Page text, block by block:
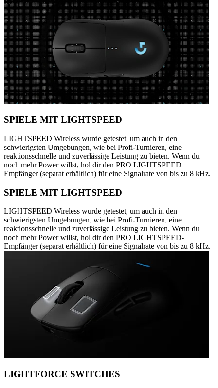
SPIELE MIT LIGHTSPEED
LIGHTSPEED Wireless wurde getestet, um auch in den
schwierigsten Umgebungen, wie bei Profi-Turnieren, eine
reaktionsschnelle und zuverlässige Leistung zu bieten. Wenn du
noch mehr Power willst, hol dir den PRO LIGHTSPEED-
Empfänger (separat erhältlich) für eine Signalrate von bis zu 8 kHz.
SPIELE MIT LIGHTSPEED
LIGHTSPEED Wireless wurde getestet, um auch in den
schwierigsten Umgebungen, wie bei Profi-Turnieren, eine
reaktionsschnelle und zuverlässige Leistung zu bieten. Wenn du
noch mehr Power willst, hol dir den PRO LIGHTSPEED-
Empfänger (separat erhältlich) für eine Signalrate von bis zu 8 kHz.
LIGHTFORCE SWITCHES